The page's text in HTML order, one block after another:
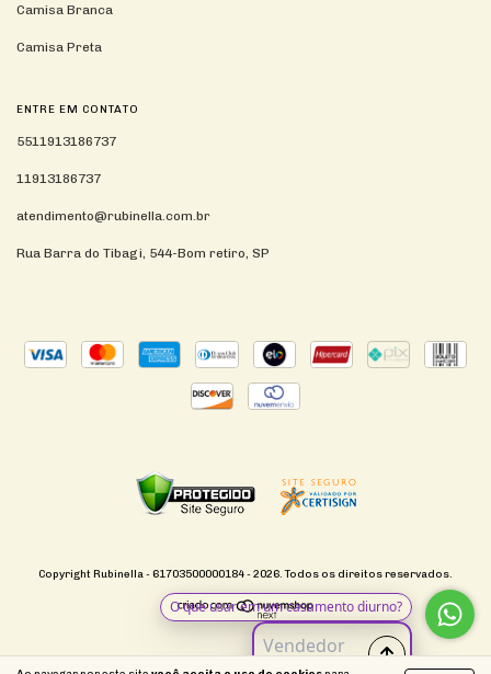
Camisa Branca
Camisa Preta
ENTRE EM CONTATO
5511913186737
11913186737
atendimento@rubinella.com.br
Rua Barra do Tibagi, 544-Bom retiro, SP
Copyright Rubinella - 61703500000184 - 2026. Todos os direitos reservados.